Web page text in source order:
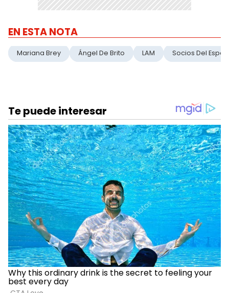
EN ESTA NOTA
Mariana Brey Ángel De Brito LAM Socios Del